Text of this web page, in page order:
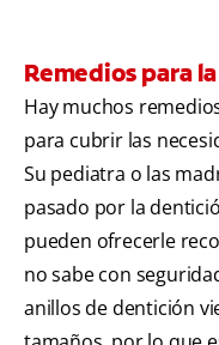
Remedios para
Hay muchos
para cubrir las
Su pediatra o las
pasado por la
pueden ofrecerle
no sabe con
anillos de dentición